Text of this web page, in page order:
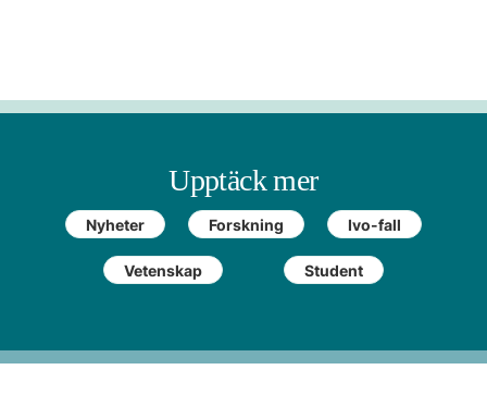
Upptäck mer
Nyheter Forskning Ivo-fall
Vetenskap Student